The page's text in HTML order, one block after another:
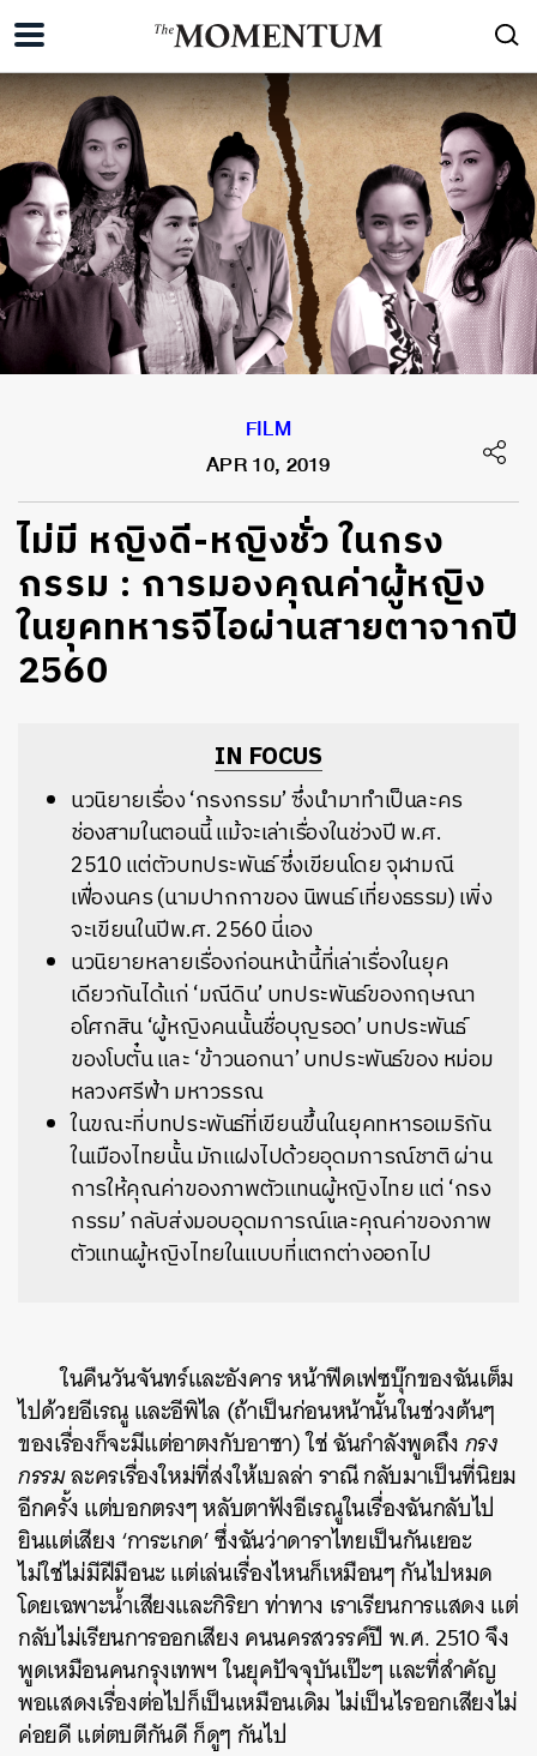
FILM
APR 10, 2019
ไม่มี หญิงดี-หญิงชั่ว ในกรง
กรรม : การมองคุณค่าผู้หญิง
ในยุคทหารจีไอผ่านสายตาจากปี
2560
IN FOCUS
นวนิยายเรื่อง ‘กรงกรรม’ ซึ่งนำมาทำเป็นละคร
ช่องสามในตอนนี้ แม้จะเล่าเรื่องในช่วงปี พ.ศ.
2510 แต่ตัวบทประพันธ์ ซึ่งเขียนโดย จุฬามณี
เฟื่องนคร (นามปากกาของ นิพนธ์เที่ยงธรรม) เพิ่ง
จะเขียนในปีพ.ศ. 2560 นี่เอง
นวนิยายหลายเรื่องก่อนหน้านี้ที่เล่าเรื่องในยุค
เดียวกันได้แก่ ‘มณีดิน’ บทประพันธ์ของกฤษณา
อโศกสิน ‘ผู้หญิงคนนั้นชื่อบุญรอด’ บทประพันธ์
ของโบตั๋น และ ‘ข้าวนอกนา’ บทประพันธ์ของ หม่อม
หลวงศรีฟ้า มหาวรรณ
ในขณะที่บทประพันธ์ที่เขียนขึ้นในยุคทหารอเมริกัน
ในเมืองไทยนั้น มักแฝงไปด้วยอุดมการณ์ชาติ ผ่าน
การให้คุณค่าของภาพตัวแทนผู้หญิงไทย แต่ ‘กรง
กรรม’ กลับส่งมอบอุดมการณ์และคุณค่าของภาพ
ตัวแทนผู้หญิงไทยในแบบที่แตกต่างออกไป
ในคืนวันจันทร์และอังคาร หน้าฟีดเฟซบุ๊กของฉันเต็ม
ไปด้วยอีเรณู และอีพิไล (ถ้าเป็นก่อนหน้านั้นในช่วงต้นๆ
ของเรื่องก็จะมีแต่อาตงกับอาซา) ใช่ ฉันกำลังพูดถึงกรง
กรรมละครเรื่องใหม่ที่ส่งให้เบลล่า ราณี กลับมาเป็นที่นิยม
อีกครั้ง แต่บอกตรงๆ หลับตาฟังอีเรณูในเรื่องฉันกลับไป
ยินแต่เสียง ‘การะเกด’ ซึ่งฉันว่าดาราไทยเป็นกันเยอะ
ไม่ใช่ไม่มีฝีมือนะ แต่เล่นเรื่องไหนก็เหมือนๆ กันไปหมด
โดยเฉพาะน้ำเสียงและกิริยา ท่าทาง เราเรียนการแสดง แต่
กลับไม่เรียนการออกเสียง คนนครสวรรค์ปี พ.ศ. 2510 จึง
พูดเหมือนคนกรุงเทพฯ ในยุคปัจจุบันเป๊ะๆ และที่สำคัญ
พอแสดงเรื่องต่อไปก็เป็นเหมือนเดิม ไม่เป็นไรออกเสียงไม่
ค่อยดี แต่ตบตีกันดี ก็ดูๆ กันไป